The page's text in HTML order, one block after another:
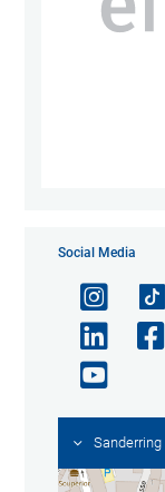
Social Media
Sanderring